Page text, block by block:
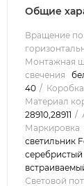
Общие
Вращение по
Монтажная
свечения
40
Материал
28910,28911
Маркировка
светильник
серебристый
Световой